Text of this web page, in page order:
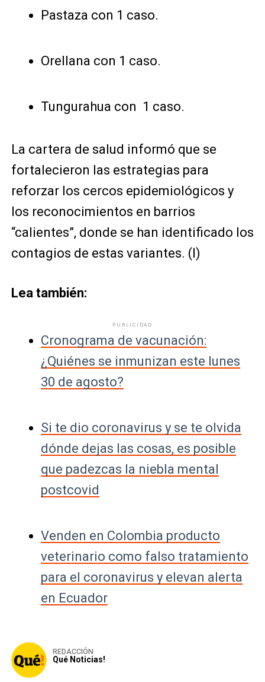
Pastaza con 1 caso.
Orellana con 1 caso.
Tungurahua con 1 caso.
La cartera de salud informó que se
fortalecieron las estrategias para
reforzar los cercos epidemiológicos y
los reconocimientos en barrios
“calientes”, donde se han identificado los
contagios de estas variantes. (I)
Lea también:
PUBLICIDAD
Cronograma de vacunación:
¿Quiénes se inmunizan este lunes
30 de agosto?
Si te dio coronavirus y se te olvida
dónde dejas las cosas, es posible
que padezcas la niebla mental
postcovid
Venden en Colombia producto
veterinario como falso tratamiento
para el coronavirus y elevan alerta
en Ecuador
REDACCIÓN
Qué Noticias!